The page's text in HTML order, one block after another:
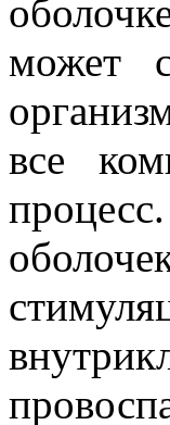
может
все